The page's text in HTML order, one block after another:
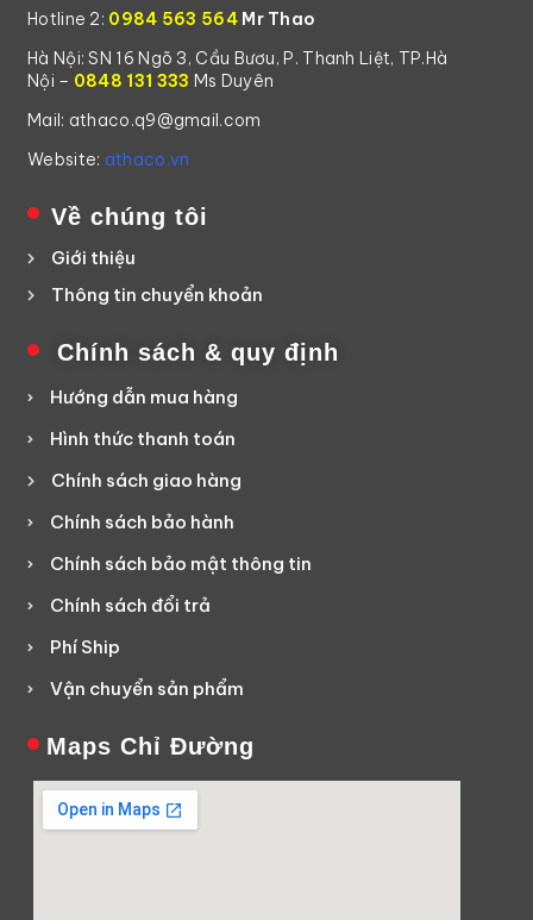
Hotline 2: 0984 563 564Mr Thao
Hà Nội: SN 16 Ngõ 3, Cầu Bươu, P. Thanh Liệt, TP.Hà
Nội – 0848 131 333 Ms Duyên
Mail: athaco.q9@gmail.com
Website: athaco.vn
Về chúng tôi
Giới thiệu
Thông tin chuyển khoản
Chính sách & quy định
Hướng dẫn mua hàng
Hình thức thanh toán
Chính sách giao hàng
Chính sách bảo hành
Chính sách bảo mật thông tin
Chính sách đổi trả
Phí Ship
Vận chuyển sản phẩm
Maps Chỉ Đường